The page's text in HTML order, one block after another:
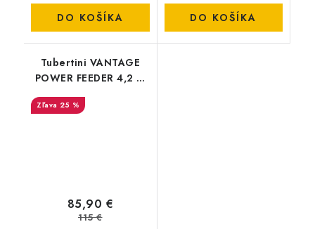
DO KOŠÍKA DO KOŠÍKA
Tubertini VANTAGE
POWER FEEDER 4,2 m
MS 150G
25 %
85,90 €
115 €